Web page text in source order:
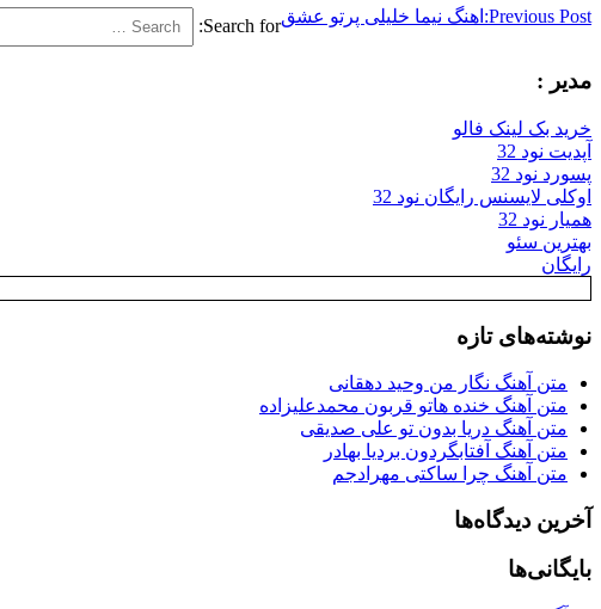
Previous Post: اهنگ نیما خلیلی پرتو عشقSearch for:
مدیر :
خرید بک لینک فالو
آپدیت نود 32
پسورد نود 32
اوکلی لایسنس رایگان نود 32
همیار نود 32
بهترین سئو
رایگان
نوشته‌های تازه
متن آهنگ نگار من وحید دهقانی
متن آهنگ خنده هاتو قربون محمدعلیزاده
متن آهنگ دریا بدون تو علی صدیقی
متن آهنگ آفتابگردون بردیا بهادر
متن آهنگ چرا ساکتی مهرادجم
آخرین دیدگاه‌ها
بایگانی‌ها